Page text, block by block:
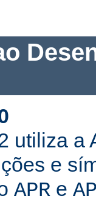
utiliza a
e
APR e